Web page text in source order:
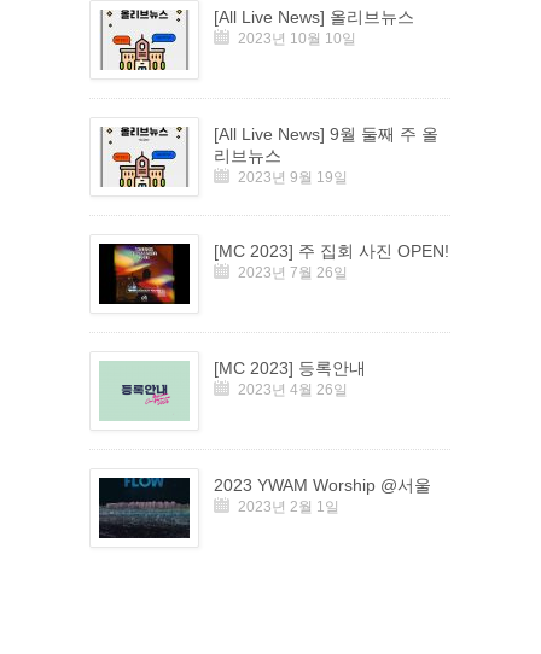
[All Live News] 올리브뉴스
2023년 10월 10일
[All Live News] 9월 둘째 주 올
리브뉴스
2023년 9월 19일
[MC 2023] 주 집회 사진 OPEN!
2023년 7월 26일
[MC 2023] 등록안내
2023년 4월 26일
2023 YWAM Worship @서울
2023년 2월 1일